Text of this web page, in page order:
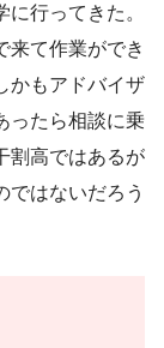
行ってきた。
来て作業ができ
かもアドバイザ
ったら相談に乗
割高ではあるが
ではないだろう